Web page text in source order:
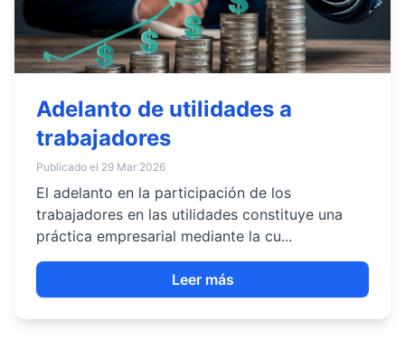
Adelanto de utilidades a
trabajadores
Publicado el 29 Mar 2026
El adelanto en la participación de los
trabajadores en las utilidades constituye una
práctica empresarial mediante la cu...
Leer más